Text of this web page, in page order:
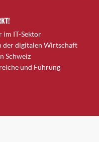
im IT-Sektor
der digitalen Wirtschaft
Schweiz
und Führung